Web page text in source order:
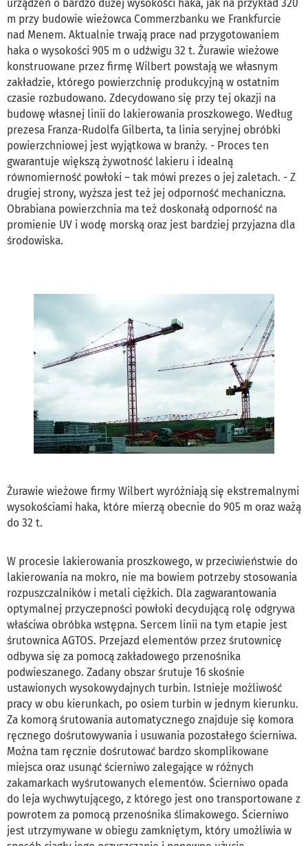
urządzeń o bardzo dużej wysokości haka, jak na przykład 320
m przy budowie wieżowca Commerzbanku we Frankfurcie
nad Menem. Aktualnie trwają prace nad przygotowaniem
haka o wysokości 905 m o udźwigu 32 t. Żurawie wieżowe
konstruowane przez firmę Wilbert powstają we własnym
zakładzie, którego powierzchnię produkcyjną w ostatnim
czasie rozbudowano. Zdecydowano się przy tej okazji na
budowę własnej linii do lakierowania proszkowego. Według
prezesa Franza-Rudolfa Gilberta, ta linia seryjnej obróbki
powierzchniowej jest wyjątkowa w branży. - Proces ten
gwarantuje większą żywotność lakieru i idealną
równomierność powłoki – tak mówi prezes o jej zaletach. - Z
drugiej strony, wyższa jest też jej odporność mechaniczna.
Obrabiana powierzchnia ma też doskonałą odporność na
promienie UV i wodę morską oraz jest bardziej przyjazna dla
środowiska.
Żurawie wieżowe firmy Wilbert wyróżniają się ekstremalnymi
wysokościami haka, które mierzą obecnie do 905 m oraz ważą
do 32 t.
W procesie lakierowania proszkowego, w przeciwieństwie do
lakierowania na mokro, nie ma bowiem potrzeby stosowania
rozpuszczalników i metali ciężkich. Dla zagwarantowania
optymalnej przyczepności powłoki decydującą rolę odgrywa
właściwa obróbka wstępna. Sercem linii na tym etapie jest
śrutownica AGTOS. Przejazd elementów przez śrutownicę
odbywa się za pomocą zakładowego przenośnika
podwieszanego. Zadany obszar śrutuje 16 skośnie
ustawionych wysokowydajnych turbin. Istnieje możliwość
pracy w obu kierunkach, po osiem turbin w jednym kierunku.
Za komorą śrutowania automatycznego znajduje się komora
ręcznego dośrutowywania i usuwania pozostałego ścierniwa.
Można tam ręcznie dośrutować bardzo skomplikowane
miejsca oraz usunąć ścierniwo zalegające w różnych
zakamarkach wyśrutowanych elementów. Ścierniwo opada
do leja wychwytującego, z którego jest ono transportowane z
powrotem za pomocą przenośnika ślimakowego. Ścierniwo
jest utrzymywane w obiegu zamkniętym, który umożliwia w